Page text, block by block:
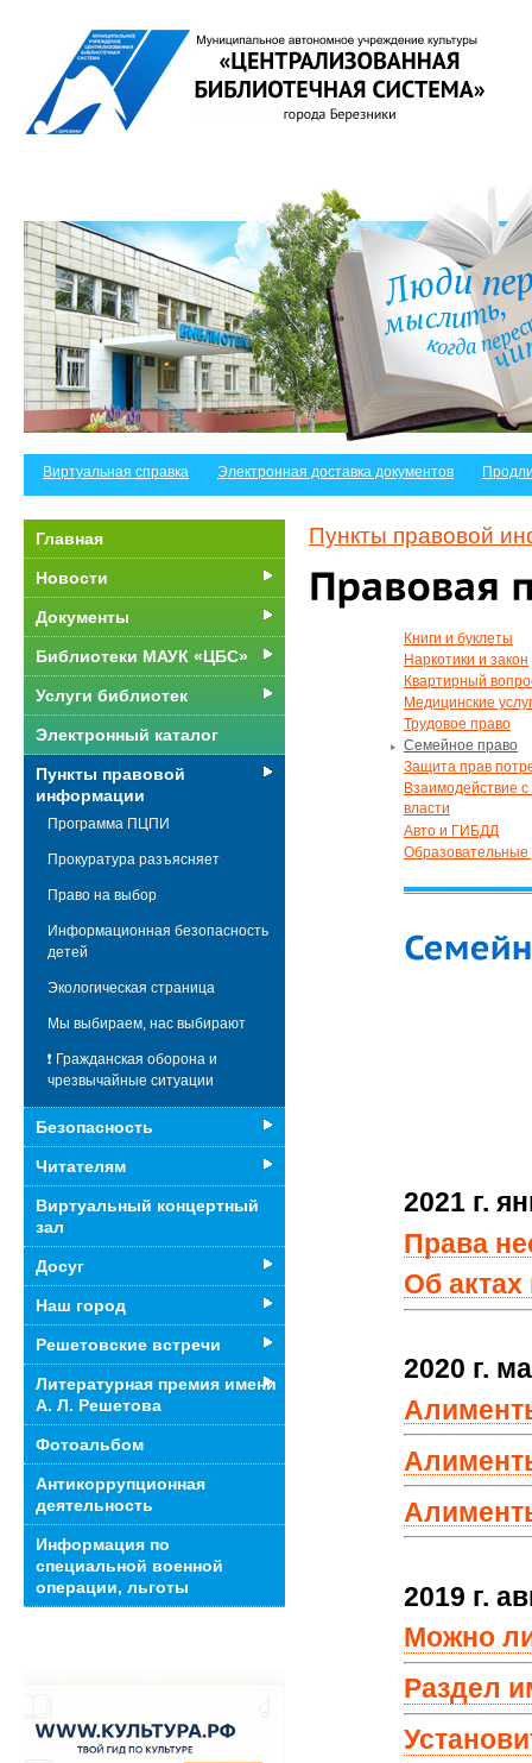
Виртуальная справка Электронная доставка документов
Пункты правовой
Книги и буклеты
Наркотики и закон
Квартирный
Медицинские
Трудовое право
Семейное право
Защита прав
Взаимодействие
власти
Авто и ГИБДД
Образовательные
2021 г.
Права
Об актах
2020 г.
2019 г.
Можно
Раздел
Главная
Новости
Документы
Библиотеки МАУК «ЦБС»
Услуги библиотек
Электронный каталог
Пункты правовой
информации
Программа ПЦПИ
Прокуратура разъясняет
Право на выбор
Информационная безопасность
детей
Экологическая страница
Мы выбираем, нас выбирают
❗ Гражданская оборона и
чрезвычайные ситуации
Безопасность
Читателям
Виртуальный концертный
зал
Досуг
Наш город
Решетовские встречи
Литературная премия имени
А. Л. Решетова
Фотоальбом
Антикоррупционная
деятельность
Информация по
специальной военной
операции, льготы